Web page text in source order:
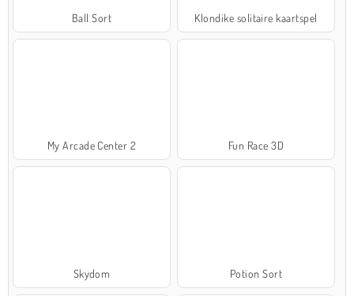
Ball Sort Klondike solitaire kaartspel
My Arcade Center 2 Fun Race 3D
Skydom Potion Sort